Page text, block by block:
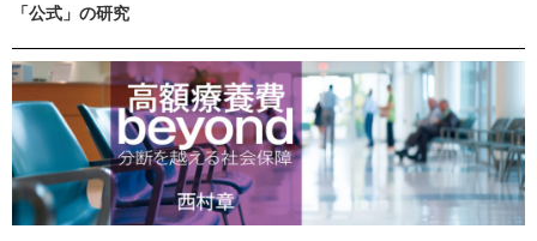
「公式」の研究